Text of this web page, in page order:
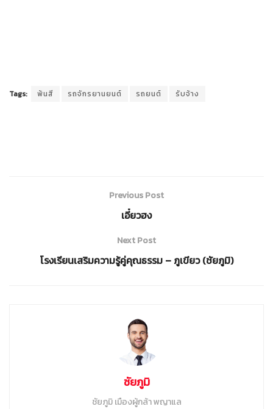
Tags: พ้นสี รถจักรยานยนต์ รถยนต์ รับจ้าง
Previous Post
เอี๋ยวฮง
Next Post
โรงเรียนเสริมความรู้คู่คุณธรรม – ภูเขียว (ชัยภูมิ)
ชัยภูมิ
ชัยภูมิ เมืองผู้กล้า พญาแล